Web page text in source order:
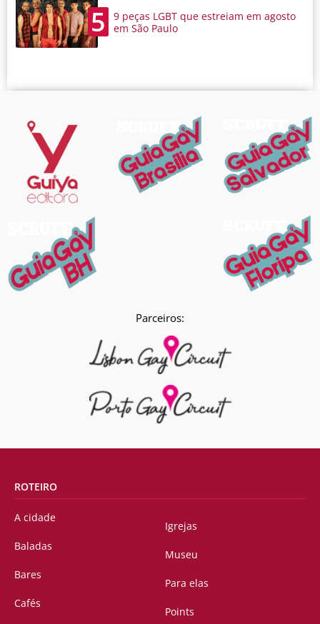
5
9 peças LGBT que estreiam em agosto
em São Paulo
Parceiros:
ROTEIRO
A cidade
Baladas
Bares
Cafés
Igrejas
Museu
Para elas
Points